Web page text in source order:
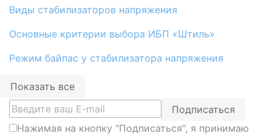
Виды стабилизаторов напряжения
Основные критерии выбора ИБП «Штиль»
Режим байпас у стабилизатора напряжения
Показать все
Подписаться
Нажимая на кнопку "Подписаться", я принимаю